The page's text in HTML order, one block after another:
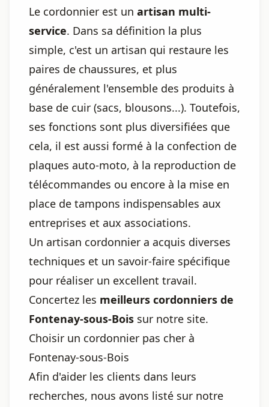
Le cordonnier est un artisan multi-
service. Dans sa définition la plus
simple, c'est un artisan qui restaure les
paires de chaussures, et plus
généralement l'ensemble des produits à
base de cuir (sacs, blousons...). Toutefois,
ses fonctions sont plus diversifiées que
cela, il est aussi formé à la confection de
plaques auto-moto, à la reproduction de
télécommandes ou encore à la mise en
place de tampons indispensables aux
entreprises et aux associations.
Un artisan cordonnier a acquis diverses
techniques et un savoir-faire spécifique
pour réaliser un excellent travail.
Concertez les meilleurs cordonniers de
Fontenay-sous-Bois sur notre site.
Choisir un cordonnier pas cher à
Fontenay-sous-Bois
Afin d'aider les clients dans leurs
recherches, nous avons listé sur notre